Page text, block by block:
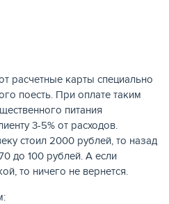
расчетные карты специально
поесть. При оплате таким
питания
3-5% от расходов.
стоил 2000 рублей, то назад
до 100 рублей. А если
то ничего не вернется.